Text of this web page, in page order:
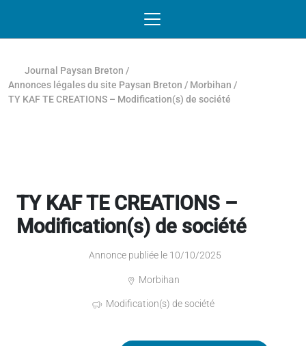
Journal Paysan Breton /
Annonces légales du site Paysan Breton / Morbihan /
TY KAF TE CREATIONS – Modification(s) de société
TY KAF TE CREATIONS –
Modification(s) de société
Annonce publiée le 10/10/2025
Morbihan
Modification(s) de société